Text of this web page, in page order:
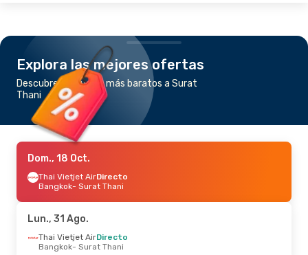
Explora las mejores ofertas
Descubre los vuelos más baratos a Surat
Thani
Dom., 18 Oct.
Thai Vietjet AirDirecto
Bangkok- Surat Thani
Lun., 31 Ago.
Thai Vietjet AirDirecto
Bangkok- Surat Thani